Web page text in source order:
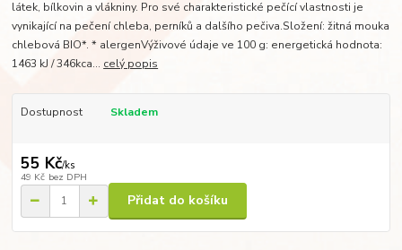
látek, bílkovin a vlákniny. Pro své charakteristické pečící vlastnosti je
vynikající na pečení chleba, perníků a dalšího pečiva.Složení: žitná mouka
chlebová BIO*. * alergenVýživové údaje ve 100 g: energetická hodnota:
1463 kJ / 346kca... celý popis
Dostupnost Skladem
55 Kč/ks
49 Kč bez DPH
Přidat do košíku